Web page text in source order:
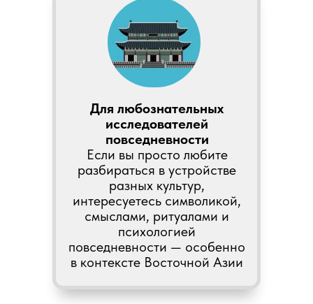
Для любознательных
исследователей
повседневности
Если вы просто любите
разбираться в устройстве
разных культур,
интересуетесь символикой,
смыслами, ритуалами и
психологией
повседневности — особенно
в контексте Восточной Азии